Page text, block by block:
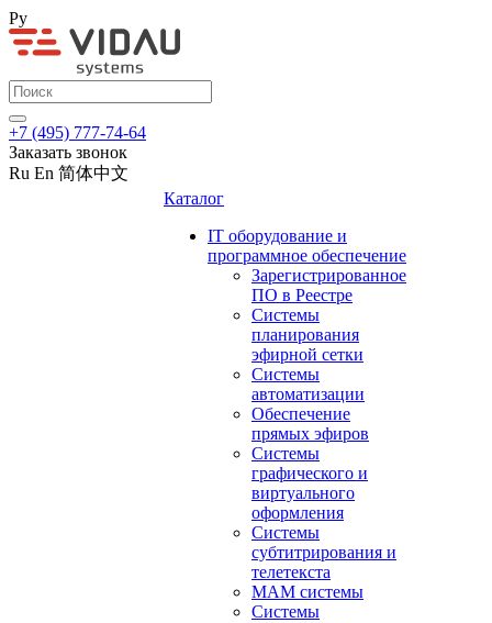
Ру
+7 (495) 777-74-64
Заказать звонок
Ru En 简体中文
Каталог
IT оборудование и
программное обеспечение
Зарегистрированное
ПО в Реестре
Системы
планирования
эфирной сетки
Системы
автоматизации
Обеспечение
прямых эфиров
Системы
графического и
виртуального
оформления
Системы
субтитрирования и
телетекста
MAM системы
Системы